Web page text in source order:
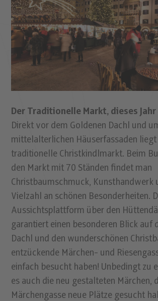
Der Traditionelle Markt, dieses Jahr
Direkt vor dem Goldenen Dachl und
mittelalterlichen Häuserfassaden
traditionelle Christkindlmarkt. Beim
den Markt mit 70 Ständen findet man
Christbaumschmuck, Kunsthandwerk
Vielzahl an schönen Besonderheiten.
Aussichtsplattform über den
garantiert einen besonderen Blick auf
Dachl und den wunderschönen
entzückende Märchen- und
einfach besucht haben! Unbedingt zu
es auch die neu gestalteten Märchen,
Märchengasse neue Plätze gesucht